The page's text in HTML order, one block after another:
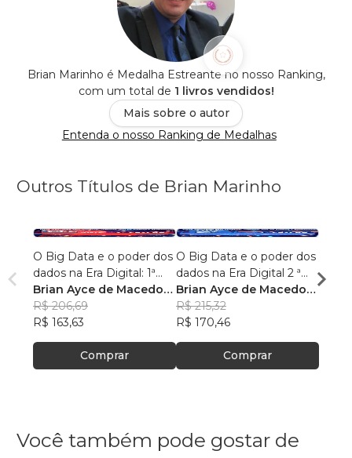
Brian Marinho é Medalha Estreante no nosso Ranking,
com um total de 1 livros vendidos!
Mais sobre o autor
Entenda o nosso Ranking de Medalhas
Outros Títulos de Brian Marinho
O Big Data e o poder dos
dados na Era Digital: 1ª
Edição.
Brian Ayce de Macedo
Marinho
R$ 206,69
R$ 163,63
Comprar
O Big Data e o poder dos
dados na Era Digital 2 ª
Edição:
Brian Ayce de Macedo
Marinho
R$ 215,32
R$ 170,46
Comprar
Você também pode gostar de